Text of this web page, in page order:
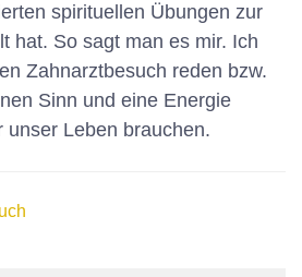
spirituellen Übungen zur
hat. So sagt man es mir. Ich
Zahnarztbesuch reden bzw.
Sinn und eine Energie
unser Leben brauchen.